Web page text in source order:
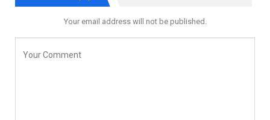
Your email address will not be published.